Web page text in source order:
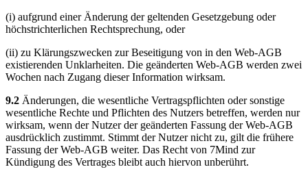
(i) aufgrund einer Änderung der geltenden Gesetzgebung oder
höchstrichterlichen Rechtsprechung, oder
(ii) zu Klärungszwecken zur Beseitigung von in den Web-AGB
existierenden Unklarheiten. Die geänderten Web-AGB werden zwei
Wochen nach Zugang dieser Information wirksam.
9.2 Änderungen, die wesentliche Vertragspflichten oder sonstige
wesentliche Rechte und Pflichten des Nutzers betreffen, werden nur
wirksam, wenn der Nutzer der geänderten Fassung der Web-AGB
ausdrücklich zustimmt. Stimmt der Nutzer nicht zu, gilt die frühere
Fassung der Web-AGB weiter. Das Recht von 7Mind zur
Kündigung des Vertrages bleibt auch hiervon unberührt.